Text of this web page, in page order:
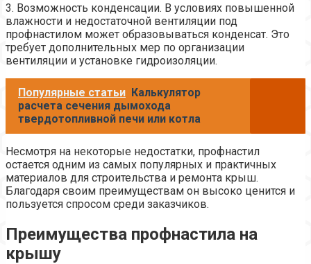
3. Возможность конденсации. В условиях повышенной
влажности и недостаточной вентиляции под
профнастилом может образовываться конденсат. Это
требует дополнительных мер по организации
вентиляции и установке гидроизоляции.
Популярные статьи Калькулятор
расчета сечения дымохода
твердотопливной печи или котла
Несмотря на некоторые недостатки, профнастил
остается одним из самых популярных и практичных
материалов для строительства и ремонта крыш.
Благодаря своим преимуществам он высоко ценится и
пользуется спросом среди заказчиков.
Преимущества профнастила на
крышу